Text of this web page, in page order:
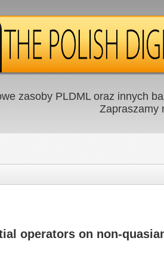
zasoby PLDML oraz innych
Zapraszamy
operators on non-